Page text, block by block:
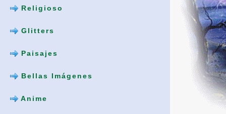
Religioso
Glitters
Paisajes
Bellas Imágenes
Anime